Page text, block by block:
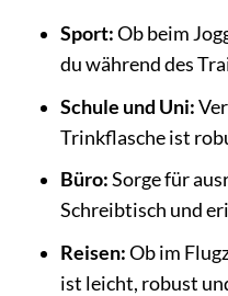
Sport:Ob beim
du während des
Schule und Uni:
Trinkflasche ist
Büro:Sorge für
Schreibtisch und
Reisen:Ob im
ist leicht, robust